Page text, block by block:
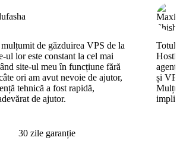
de găzduirea VPS de la
ul lor este constant la cel mai
site-ul meu în funcțiune fără
ori am avut nevoie de ajutor,
tehnică a fost rapidă,
de ajutor.
Totul
și
30 zile garanție